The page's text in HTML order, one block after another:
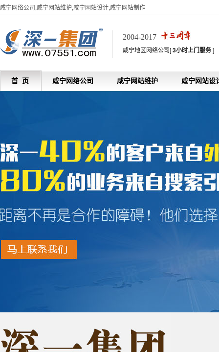
咸宁网络公司,咸宁网站维护,咸宁网站设计,咸宁网站制作
2004-2017
咸宁地区网络公司[3小时上门服务]
首 页 咸宁网络公司 咸宁网站维护 咸宁网站设